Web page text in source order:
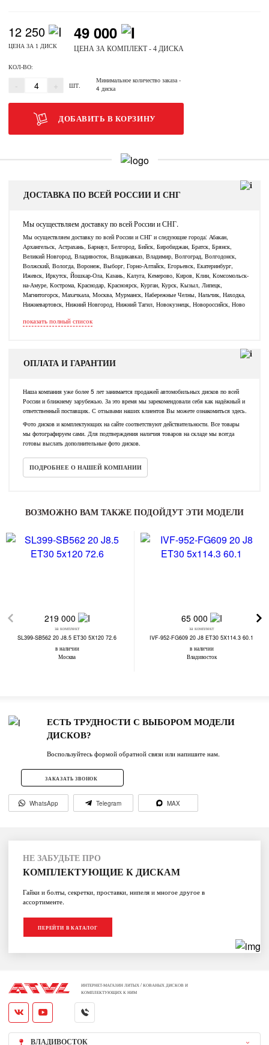
12 250
ЦЕНА ЗА 1 ДИСК
49 000
ЦЕНА ЗА КОМПЛЕКТ - 4 ДИСКА
КОЛ-ВО:
- + ШТ.
Минимальное количество заказа-
4 диска
ДОБАВИТЬ В КОРЗИНУ
ДОСТАВКА ПО ВСЕЙ РОССИИ И СНГ
Мы осуществляем доставку по всей России и СНГ.
Мы осуществляем доставку по всей России и СНГ и следующие города: Абакан,
Архангельск, Астрахань, Барнаул, Белгород, Бийск, Биробиджан, Братск, Брянск,
Великий Новгород, Владивосток, Владикавказ, Владимир, Волгоград, Волгодонск,
Волжский, Вологда, Воронеж, Выборг, Горно-Алтайск, Егорьевск, Екатеринбург,
Ижевск, Иркутск, Йошкар-Ола, Казань, Калуга, Кемерово, Киров, Клин, Комсомольск-
на-Амуре, Кострома, Краснодар, Красноярск, Курган, Курск, Кызыл, Липецк,
Магнитогорск, Махачкала, Москва, Мурманск, Набережные Челны, Нальчик, Находка,
Нижневартовск, Нижний Новгород, Нижний Тагил, Новокузнецк, Новороссийск, Ново
показать полный список
ОПЛАТА И ГАРАНТИИ
Наша компания уже более 5 лет занимается продажей автомобильных дисков по всей
России и ближнему зарубежью. За это время мы зарекомендовали себя как надёжный и
ответственный поставщик. С отзывами наших клиентов Вы можете ознакомиться здесь.
Фото дисков и комплектующих на сайте соответствуют действительности. Все товары
мы фотографируем сами. Для подтверждения наличия товаров на складе мы всегда
готовы выслать дополнительные фото дисков.
ПОДРОБНЕЕ О НАШЕЙ КОМПАНИИ
ВОЗМОЖНО ВАМ ТАКЖЕ ПОДОЙДУТ ЭТИ МОДЕЛИ
219 000
за комплект
SL399-SB562 20 J8.5 ET30 5X120 72.6
в наличии
Москва
65 000
за комплект
IVF-952-FG609 20 J8 ET30 5X114.3 60.1
в наличии
Владивосток
ЕСТЬ ТРУДНОСТИ С ВЫБОРОМ МОДЕЛИ
ДИСКОВ?
Воспользуйтесь формой обратной связи или напишите нам.
ЗАКАЗАТЬ ЗВОНОК
WhatsApp Telegram MAX
НЕ ЗАБУДЬТЕ ПРО
КОМПЛЕКТУЮЩИЕ К ДИСКАМ
Гайки и болты, секретки, проставки, нипеля и многое другое в
ассортименте.
ПЕРЕЙТИ В КАТАЛОГ
ИНТЕРНЕТ-МАГАЗИН ЛИТЫХ / КОВАНЫХ ДИСКОВ И
КОМПЛЕКТУЮЩИХ К НИМ
ВЛАДИВОСТОК